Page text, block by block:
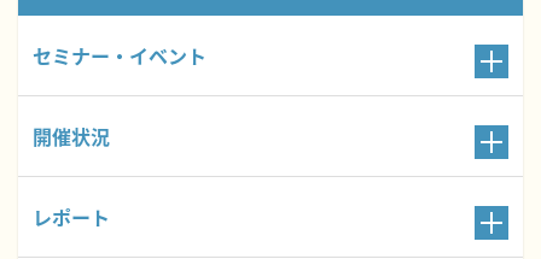
セミナー・イベント
開催状況
レポート